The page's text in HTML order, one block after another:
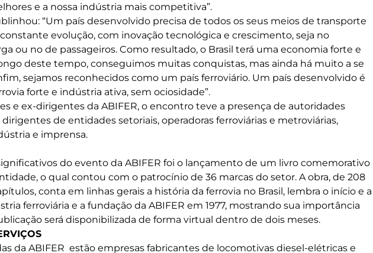
e a nossa indústria mais competitiva”.
“Um país desenvolvido precisa de todos os seus meios de transporte
evolução, com inovação tecnológica e crescimento, seja no
ou no de passageiros. Como resultado, o Brasil terá uma economia forte e
deste tempo, conseguimos muitas conquistas, mas ainda há muito a se
sejamos reconhecidos como um país ferroviário. Um país desenvolvido é
forte e indústria ativa, sem ociosidade”.
e ex-dirigentes da ABIFER, o encontro teve a presença de autoridades
de entidades setoriais, operadoras ferroviárias e metroviárias,
e imprensa.
do evento da ABIFER foi o lançamento de um livro comemorativo
o qual contou com o patrocínio de 36 marcas do setor. A obra, de 208
conta em linhas gerais a história da ferrovia no Brasil, lembra o início e a
ferroviária e a fundação da ABIFER em 1977, mostrando sua importância
será disponibilizada de forma virtual dentro de dois meses.
da ABIFER estão empresas fabricantes de locomotivas diesel-elétricas e